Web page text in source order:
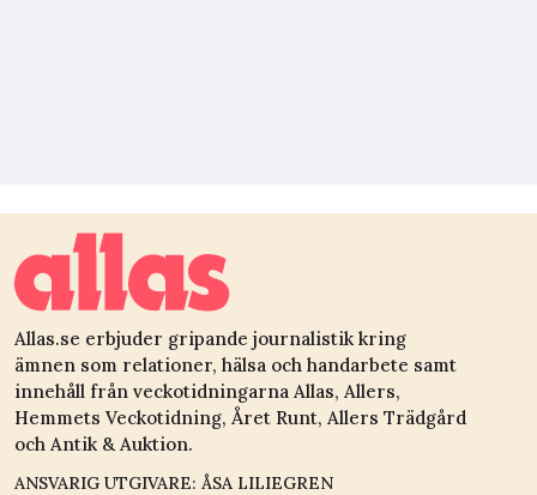
Allas.se erbjuder gripande journalistik kring
ämnen som relationer, hälsa och handarbete samt
innehåll från veckotidningarna Allas, Allers,
Hemmets Veckotidning, Året Runt, Allers Trädgård
och Antik & Auktion.
ANSVARIG UTGIVARE: ÅSA LILIEGREN